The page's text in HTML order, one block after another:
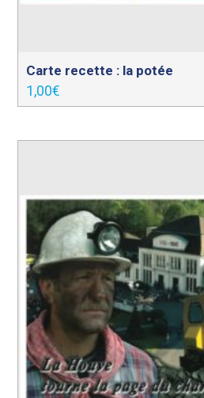
Carte recette : la potée
1,00€